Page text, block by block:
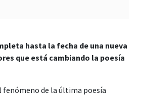
hasta la fecha de una nueva
que está cambiando la poesía
fenómeno de la última poesía